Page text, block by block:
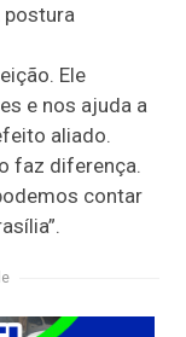
Ele
e nos ajuda a
aliado.
faz diferença.
contar